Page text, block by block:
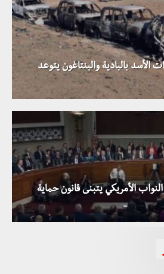
بالبادية والبنتاغون يتوعد
الأمريكي يتبنى قانون حماية